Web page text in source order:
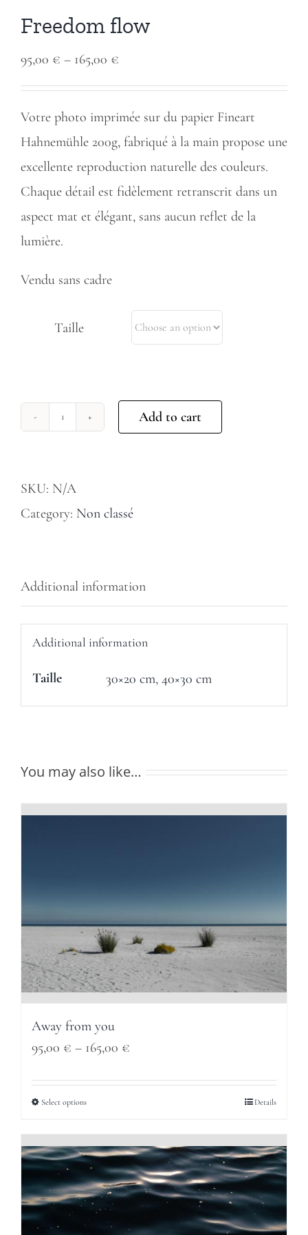
Freedom flow
95,00 € – 165,00 €
range:
95,00 €
through
Votre photo imprimée sur du papier Fineart
Hahnemühle 200g, fabriqué à la main propose une
excellente reproduction naturelle des couleurs.
Chaque détail est fidèlement retranscrit dans un
aspect mat et élégant, sans aucun reflet de la
lumière.
Vendu sans cadre
Taille
Freedom
Add to cart
SKU: N/A
Category: Non classé
Additional information
Additional information
Taille 30×20 cm, 40×30 cm
You may also like…
Away from you
95,00 € – 165,00 €
165,00 €
Select options Details